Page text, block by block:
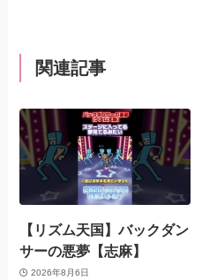
関連記事
【リズム天国】バックダン
サーの悪夢【志麻】
2026年8月6日